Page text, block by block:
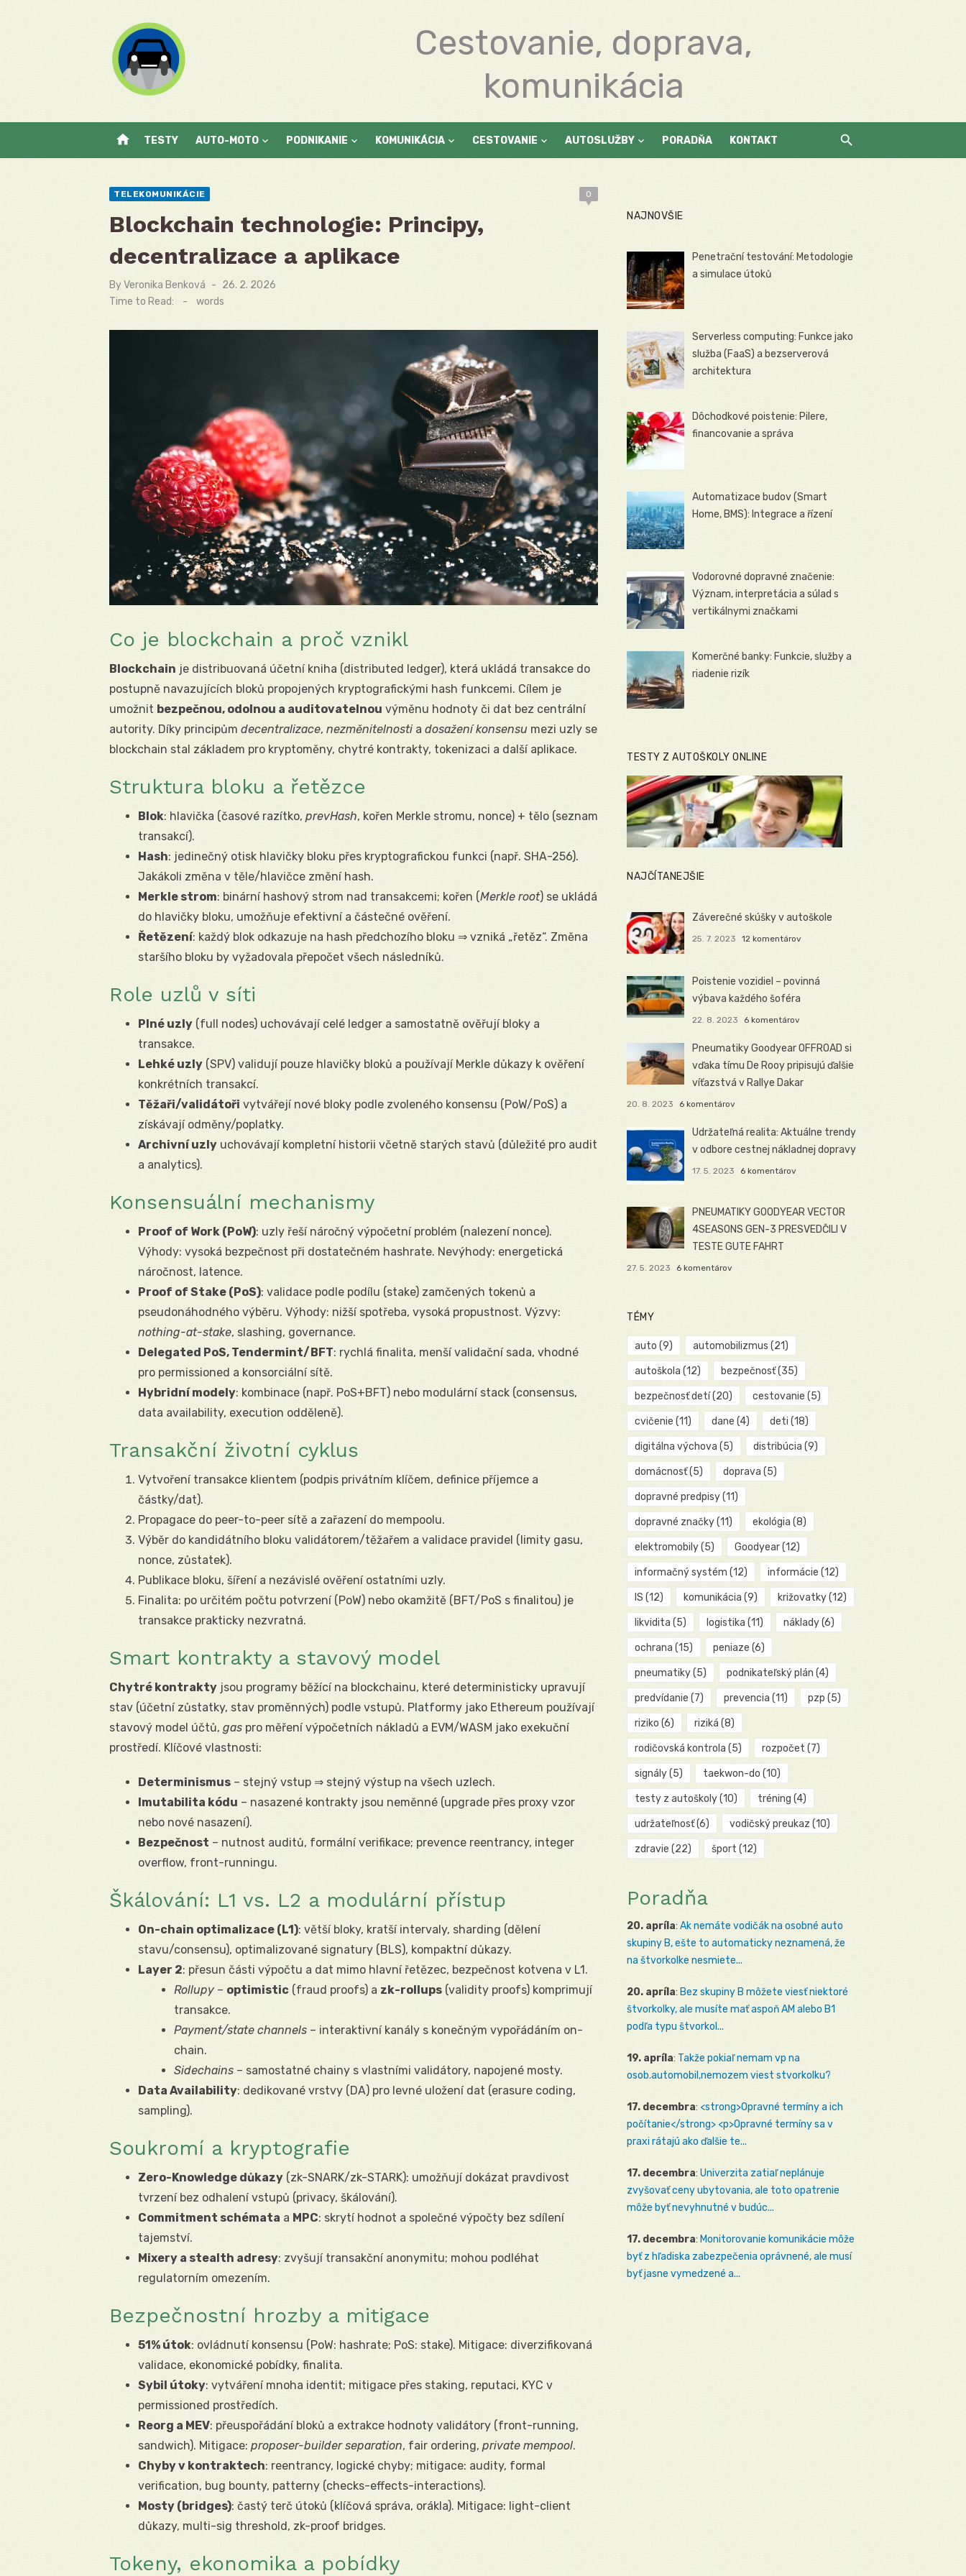
Cestovanie, doprava,
komunikácia
home TESTY AUTO-MOTO PODNIKANIE KOMUNIKÁCIA CESTOVANIE AUTOSLUŽBY PORADŇA KONTAKT
TELEKOMUNIKÁCIE 0
Blockchain technologie: Principy,
decentralizace a aplikace
ByVeronika Benková
Posted
on
26. 2. 2026
Time to Read:
- words
Co je blockchain a proč vznikl
Blockchain je distribuovaná účetní kniha (distributed ledger), která ukládá transakce do
postupně navazujících bloků propojených kryptografickými hash funkcemi. Cílem je
umožnit bezpečnou, odolnou a auditovatelnou výměnu hodnoty či dat bez centrální
autority. Díky principům decentralizace, nezměnitelnosti a dosažení konsensu mezi uzly se
blockchain stal základem pro kryptoměny, chytré kontrakty, tokenizaci a další aplikace.
Struktura bloku a řetězce
Blok: hlavička (časové razítko, prevHash, kořen Merkle stromu, nonce) + tělo (seznam
transakcí).
Hash: jedinečný otisk hlavičky bloku přes kryptografickou funkci (např. SHA-256).
Jakákoli změna v těle/hlavičce změní hash.
Merkle strom: binární hashový strom nad transakcemi; kořen (Merkle root) se ukládá
do hlavičky bloku, umožňuje efektivní a částečné ověření.
Řetězení: každý blok odkazuje na hash předchozího bloku ⇒ vzniká „řetěz“. Změna
staršího bloku by vyžadovala přepočet všech následníků.
Role uzlů v síti
Plné uzly (full nodes) uchovávají celé ledger a samostatně ověřují bloky a
transakce.
Lehké uzly (SPV) validují pouze hlavičky bloků a používají Merkle důkazy k ověření
konkrétních transakcí.
Těžaři/validátoři vytvářejí nové bloky podle zvoleného konsensu (PoW/PoS) a
získávají odměny/poplatky.
Archivní uzly uchovávají kompletní historii včetně starých stavů (důležité pro audit
a analytics).
Konsensuální mechanismy
Proof of Work (PoW): uzly řeší náročný výpočetní problém (nalezení nonce).
Výhody: vysoká bezpečnost při dostatečném hashrate. Nevýhody: energetická
náročnost, latence.
Proof of Stake (PoS): validace podle podílu (stake) zamčených tokenů a
pseudonáhodného výběru. Výhody: nižší spotřeba, vysoká propustnost. Výzvy:
nothing-at-stake, slashing, governance.
Delegated PoS, Tendermint/BFT: rychlá finalita, menší validační sada, vhodné
pro permissioned a konsorciální sítě.
Hybridní modely: kombinace (např. PoS+BFT) nebo modulární stack (consensus,
data availability, execution odděleně).
Transakční životní cyklus
Vytvoření transakce klientem (podpis privátním klíčem, definice příjemce a
částky/dat).
Propagace do peer-to-peer sítě a zařazení do mempoolu.
Výběr do kandidátního bloku validátorem/těžařem a validace pravidel (limity gasu,
nonce, zůstatek).
Publikace bloku, šíření a nezávislé ověření ostatními uzly.
Finalita: po určitém počtu potvrzení (PoW) nebo okamžitě (BFT/PoS s finalitou) je
transakce prakticky nezvratná.
Smart kontrakty a stavový model
Chytré kontrakty jsou programy běžící na blockchainu, které deterministicky upravují
stav (účetní zůstatky, stav proměnných) podle vstupů. Platformy jako Ethereum používají
stavový model účtů, gas pro měření výpočetních nákladů a EVM/WASM jako exekuční
prostředí. Klíčové vlastnosti:
Determinismus – stejný vstup ⇒ stejný výstup na všech uzlech.
Imutabilita kódu – nasazené kontrakty jsou neměnné (upgrade přes proxy vzor
nebo nové nasazení).
Bezpečnost – nutnost auditů, formální verifikace; prevence reentrancy, integer
overflow, front-runningu.
Škálování: L1 vs. L2 a modulární přístup
On-chain optimalizace (L1): větší bloky, kratší intervaly, sharding (dělení
stavu/consensu), optimalizované signatury (BLS), kompaktní důkazy.
Layer 2: přesun části výpočtu a dat mimo hlavní řetězec, bezpečnost kotvena v L1.
Rollupy – optimistic (fraud proofs) a zk-rollups (validity proofs) komprimují
transakce.
Payment/state channels – interaktivní kanály s konečným vypořádáním on-
chain.
Sidechains – samostatné chainy s vlastními validátory, napojené mosty.
Data Availability: dedikované vrstvy (DA) pro levné uložení dat (erasure coding,
sampling).
Soukromí a kryptografie
Zero-Knowledge důkazy (zk-SNARK/zk-STARK): umožňují dokázat pravdivost
tvrzení bez odhalení vstupů (privacy, škálování).
Commitment schémata a MPC: skrytí hodnot a společné výpočty bez sdílení
tajemství.
Mixery a stealth adresy: zvyšují transakční anonymitu; mohou podléhat
regulatorním omezením.
Bezpečnostní hrozby a mitigace
51% útok: ovládnutí konsensu (PoW: hashrate; PoS: stake). Mitigace: diverzifikovaná
validace, ekonomické pobídky, finalita.
Sybil útoky: vytváření mnoha identit; mitigace přes staking, reputaci, KYC v
permissioned prostředích.
Reorg a MEV: přeuspořádání bloků a extrakce hodnoty validátory (front-running,
sandwich). Mitigace: proposer-builder separation, fair ordering, private mempool.
Chyby v kontraktech: reentrancy, logické chyby; mitigace: audity, formal
verification, bug bounty, patterny (checks-effects-interactions).
Mosty (bridges): častý terč útoků (klíčová správa, orákla). Mitigace: light-client
důkazy, multi-sig threshold, zk-proof bridges.
Tokeny, ekonomika a pobídky
NAJNOVŠIE
Penetrační testování: Metodologie
a simulace útoků
Serverless computing: Funkce jako
služba (FaaS) a bezserverová
architektura
Dôchodkové poistenie: Pilere,
financovanie a správa
Automatizace budov (Smart
Home, BMS): Integrace a řízení
Vodorovné dopravné značenie:
Význam, interpretácia a súlad s
vertikálnymi značkami
Komerčné banky: Funkcie, služby a
riadenie rizík
TESTY Z AUTOŠKOLY ONLINE
NAJČÍTANEJŠIE
Záverečné skúšky v autoškole
25. 7. 2023 12 komentárov
Poistenie vozidiel – povinná
výbava každého šoféra
22. 8. 2023 6 komentárov
Pneumatiky Goodyear OFFROAD si
vďaka tímu De Rooy pripisujú ďalšie
víťazstvá v Rallye Dakar
20. 8. 2023 6 komentárov
Udržateľná realita: Aktuálne trendy
v odbore cestnej nákladnej dopravy
17. 5. 2023 6 komentárov
PNEUMATIKY GOODYEAR VECTOR
4SEASONS GEN-3 PRESVEDČILI V
TESTE GUTE FAHRT
27. 5. 2023 6 komentárov
TÉMY
auto (9) automobilizmus (21)
autoškola (12) bezpečnosť(35)
bezpečnosť detí(20) cestovanie (5)
cvičenie (11) dane (4) deti (18)
digitálna výchova (5) distribúcia (9)
domácnosť(5) doprava (5)
dopravné predpisy(11)
dopravné značky(11) ekológia (8)
elektromobily(5) Goodyear(12)
informačný systém (12) informácie (12)
IS (12) komunikácia (9) križovatky(12)
likvidita (5) logistika (11) náklady(6)
ochrana (15) peniaze (6)
pneumatiky(5) podnikateľský plán (4)
predvídanie (7) prevencia (11) pzp (5)
riziko (6) riziká (8)
rodičovská kontrola (5) rozpočet (7)
signály(5) taekwon-do (10)
testy z autoškoly(10) tréning (4)
udržateľnosť(6) vodičský preukaz (10)
zdravie (22) šport (12)
Poradňa
20. apríla: Ak nemáte vodičák na osobné auto
skupiny B, ešte to automaticky neznamená, že
na štvorkolke nesmiete...
20. apríla: Bez skupiny B môžete viesť niektoré
štvorkolky, ale musíte mať aspoň AM alebo B1
podľa typu štvorkol...
19. apríla: Takže pokiaľ nemam vp na
osob.automobil,nemozem viest stvorkolku?
17. decembra: <strong>Opravné termíny a ich
počítanie</strong> <p>Opravné termíny sa v
praxi rátajú ako ďalšie te...
17. decembra: Univerzita zatiaľ neplánuje
zvyšovať ceny ubytovania, ale toto opatrenie
môže byť nevyhnutné v budúc...
17. decembra: Monitorovanie komunikácie môže
byť z hľadiska zabezpečenia oprávnené, ale musí
byť jasne vymedzené a...